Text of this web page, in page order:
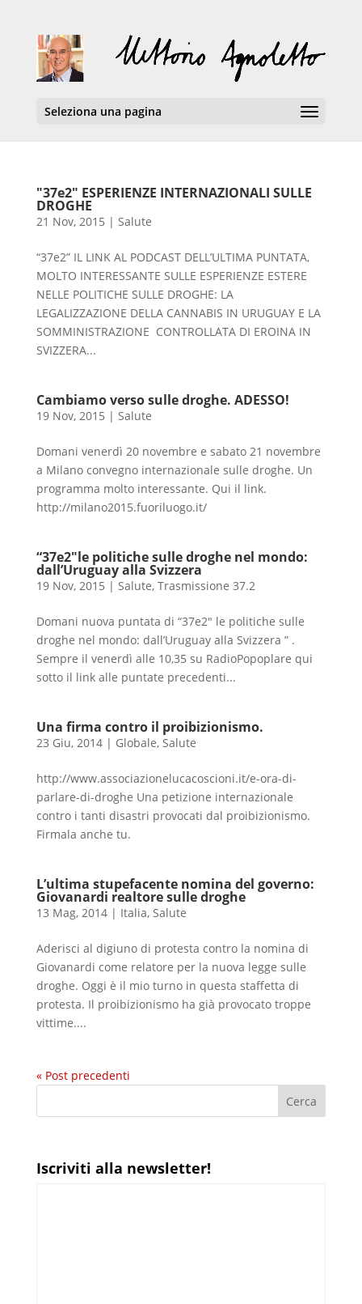
Seleziona una pagina
"37e2" ESPERIENZE INTERNAZIONALI SULLE
DROGHE
21 Nov, 2015 | Salute
“37e2” IL LINK AL PODCAST DELL’ULTIMA PUNTATA,
MOLTO INTERESSANTE SULLE ESPERIENZE ESTERE
NELLE POLITICHE SULLE DROGHE: LA
LEGALIZZAZIONE DELLA CANNABIS IN URUGUAY E LA
SOMMINISTRAZIONE CONTROLLATA DI EROINA IN
SVIZZERA...
Cambiamo verso sulle droghe. ADESSO!
19 Nov, 2015 | Salute
Domani venerdì 20 novembre e sabato 21 novembre
a Milano convegno internazionale sulle droghe. Un
programma molto interessante. Qui il link.
http://milano2015.fuoriluogo.it/
“37e2″le politiche sulle droghe nel mondo:
dall’Uruguay alla Svizzera
19 Nov, 2015 | Salute, Trasmissione 37.2
Domani nuova puntata di “37e2″ le politiche sulle
droghe nel mondo: dall’Uruguay alla Svizzera ” .
Sempre il venerdì alle 10,35 su RadioPopoplare qui
sotto il link alle puntate precedenti...
Una firma contro il proibizionismo.
23 Giu, 2014| Globale, Salute
http://www.associazionelucacoscioni.it/e-ora-di-
parlare-di-droghe Una petizione internazionale
contro i tanti disastri provocati dal proibizionismo.
Firmala anche tu.
L’ultima stupefacente nomina del governo:
Giovanardi realtore sulle droghe
13 Mag, 2014| Italia, Salute
Aderisci al digiuno di protesta contro la nomina di
Giovanardi come relatore per la nuova legge sulle
droghe. Oggi è il mio turno in questa staffetta di
protesta. Il proibizionismo ha già provocato troppe
vittime....
« Post precedenti
Iscriviti alla newsletter!